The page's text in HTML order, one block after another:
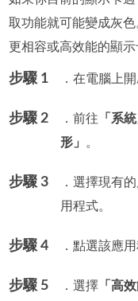
取功能就可能變成灰
更相容或高效能的顯示
步驟 1 ．在電腦上
步驟 2 ．前往 「系統
形」 。
步驟 3 ．選擇現有
用程式。
步驟 4 ．點選該應
步驟 5 ．選擇 「高效